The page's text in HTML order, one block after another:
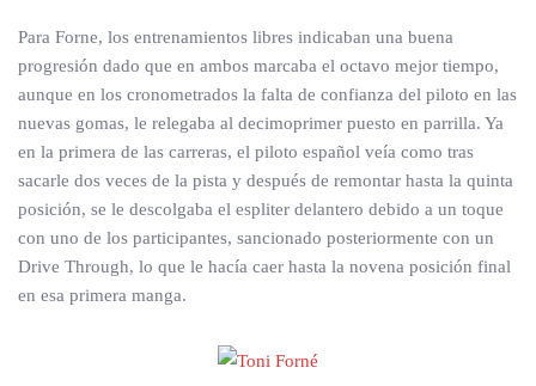
Para Forne, los entrenamientos libres indicaban una buena
progresión dado que en ambos marcaba el octavo mejor tiempo,
aunque en los cronometrados la falta de confianza del piloto en las
nuevas gomas, le relegaba al decimoprimer puesto en parrilla. Ya
en la primera de las carreras, el piloto español veía como tras
sacarle dos veces de la pista y después de remontar hasta la quinta
posición, se le descolgaba el espliter delantero debido a un toque
con uno de los participantes, sancionado posteriormente con un
Drive Through, lo que le hacía caer hasta la novena posición final
en esa primera manga.